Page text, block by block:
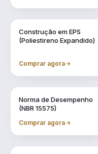
Construção em EPS
(Poliestireno Expandido)
Comprar agora
Norma de Desempenho
(NBR 15575)
Comprar agora